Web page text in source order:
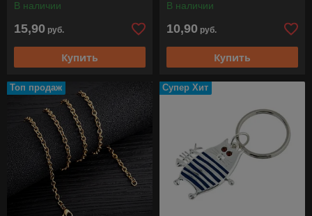
В наличии
15,90 руб.
Купить
В наличии
10,90 руб.
Купить
Топ продаж Супер Хит